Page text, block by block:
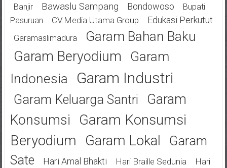
Banjir Bawaslu Sampang Bondowoso
Bupati
Pasuruan
CV.Media Utama Group Edukasi Perkutut
Garamaslimadura Garam Bahan Baku
Garam Beryodium
Garam
Indonesia
Garam Industri
Garam Keluarga Santri
Garam
Konsumsi
Garam Konsumsi
Beryodium
Garam Lokal
Garam
Sate
Hari Amal Bhakti Hari Braille Sedunia Hari